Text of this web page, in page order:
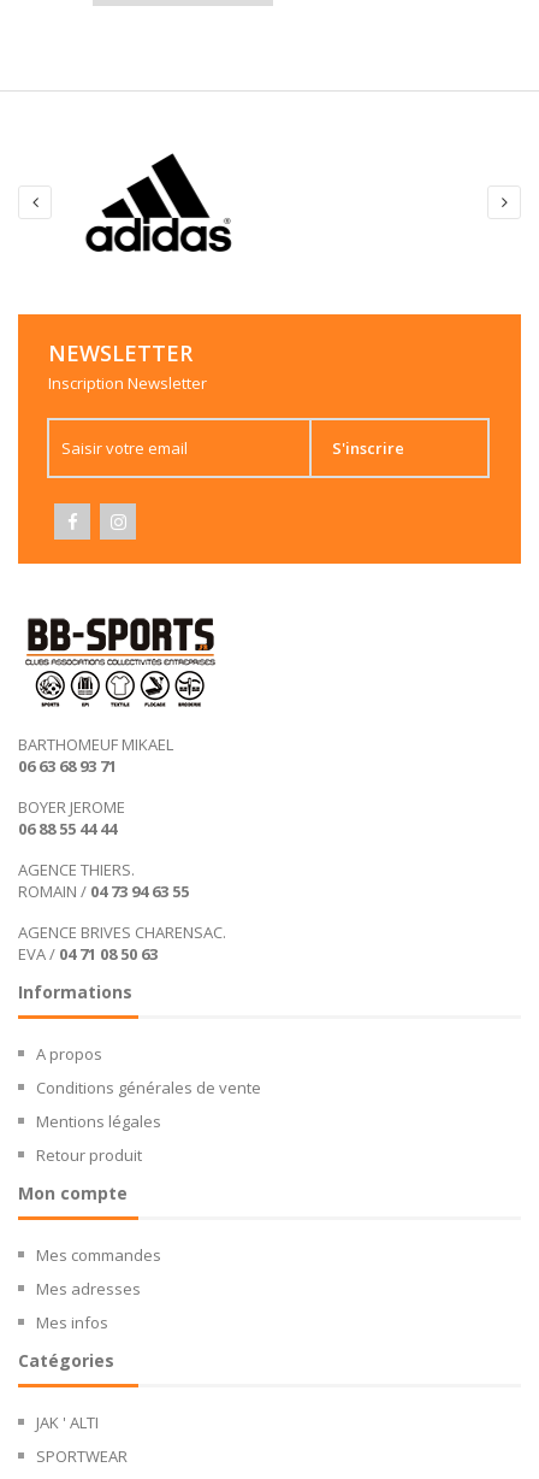
NEWSLETTER
Inscription Newsletter
S'inscrire
BARTHOMEUF MIKAEL
06 63 68 93 71
BOYER JEROME
06 88 55 44 44
AGENCE THIERS.
ROMAIN / 04 73 94 63 55
AGENCE BRIVES CHARENSAC.
EVA / 04 71 08 50 63
Informations
A propos
Conditions générales de vente
Mentions légales
Retour produit
Mon compte
Mes commandes
Mes adresses
Mes infos
Catégories
JAK ' ALTI
SPORTWEAR